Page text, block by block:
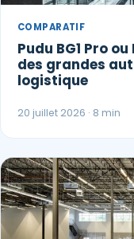
COMPARATIF
Pudu BG1 Pro
des grandes
logistique
20 juillet 2026 · 8 min
Paul ·
Clone du